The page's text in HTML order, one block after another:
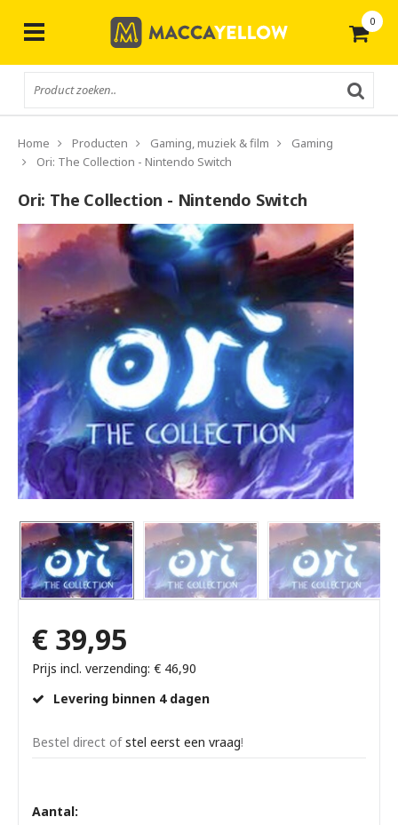
0
Home Producten Gaming, muziek & film
Gaming
Ori: The Collection - Nintendo Switch
Ori: The Collection - Nintendo Switch
€ 39,95
Prijs incl. verzending: € 46,90
Levering binnen 4 dagen
Bestel direct ofstel eerst een vraag!
Aantal: